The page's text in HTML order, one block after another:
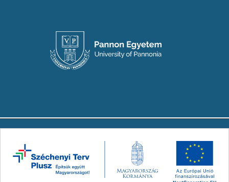
Innovációs Nemzeti Laboratórium (TINLAB)
konzorcium megbízásából. Minden jog
fenntartva.